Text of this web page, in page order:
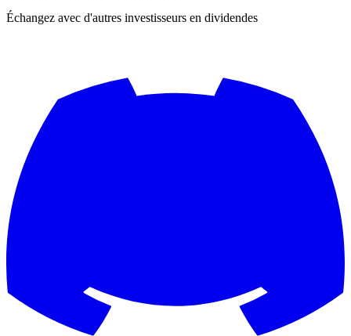
Échangez avec d'autres investisseurs en dividendes